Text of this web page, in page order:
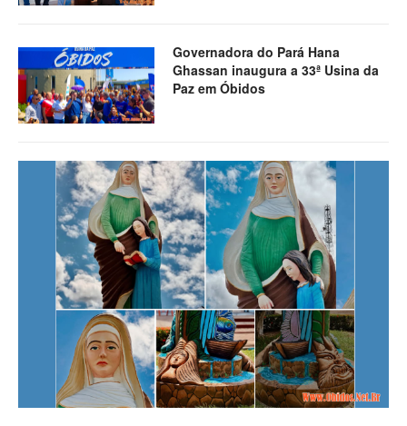
Governadora do Pará Hana
Ghassan inaugura a 33ª Usina da
Paz em Óbidos